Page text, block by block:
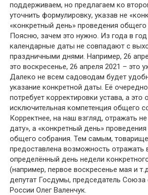
поддерживаем, но предлагаем ко
уточнить формулировку, указав не
«конкретный день» проведения общего
Поясню, зачем это нужно. Из года в
календарные даты не совпадают с
праздничными днями. Например, 26
это воскресенье, 26 апреля 2021 – это
Далеко не всем садоводам будет
указание конкретной даты. Её
потребует корректировки устава, а это
исключительная компетенция общего
Корректнее, на наш взгляд, отражать
дату», а «конкретный день»
общего собрания. Тем самым,
предоставлена возможность отражать
определённый день недели
(например, первое воскресенье мая и
депутат Госдумы, председатель
России Олег Валенчук.